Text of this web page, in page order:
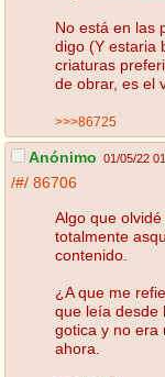
No está en las
digo (Y estaria
criaturas
de obrar, es el
>>>86725
Anónimo 01/05/22
/#/ 86706
Algo que
totalmente
contenido.
¿A que me
que leía desde
gotica y no era
ahora.